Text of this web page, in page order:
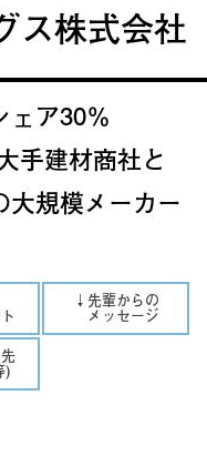
ス株式会社
ェア30％
手建材商社と
規模メーカー
↓先輩からの
メッセージ
)